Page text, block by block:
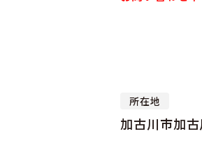
所在地
加古川市加